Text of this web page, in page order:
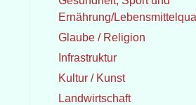
Ernährung/
Glaube / Religion
Infrastruktur
Kultur / Kunst
Landwirtschaft